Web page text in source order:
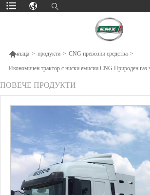
къща > продукти > CNG превозни средства >
Икономичен трактор с ниски емисии CNG Природен газ
ПОВЕЧЕ ПРОДУКТИ